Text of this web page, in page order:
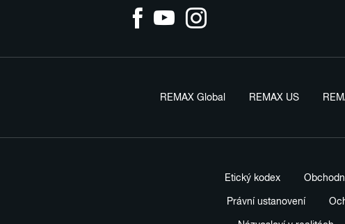
REMAX Global REMAX US
Etický kodex
Právní ustanovení